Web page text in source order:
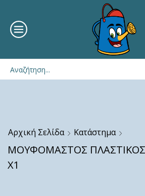
Αρχική Σελίδα Κατάστημα
ΜΟΥΦΟΜΑΣΤΟΣ
Χ1